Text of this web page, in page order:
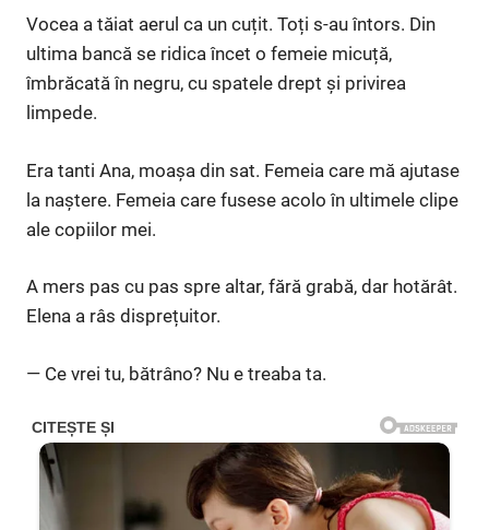
Vocea a tăiat aerul ca un cuțit. Toți s-au întors. Din
ultima bancă se ridica încet o femeie micuță,
îmbrăcată în negru, cu spatele drept și privirea
limpede.
Era tanti Ana, moașa din sat. Femeia care mă ajutase
la naștere. Femeia care fusese acolo în ultimele clipe
ale copiilor mei.
A mers pas cu pas spre altar, fără grabă, dar hotărât.
Elena a râs disprețuitor.
— Ce vrei tu, bătrâno? Nu e treaba ta.